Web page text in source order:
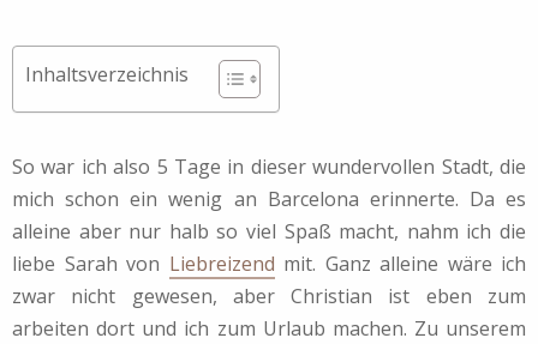
Inhaltsverzeichnis
So war ich also 5 Tage in dieser wundervollen Stadt, die
mich schon ein wenig an Barcelona erinnerte. Da es
alleine aber nur halb so viel Spaß macht, nahm ich die
liebe Sarah von Liebreizend mit. Ganz alleine wäre ich
zwar nicht gewesen, aber Christian ist eben zum
arbeiten dort und ich zum Urlaub machen. Zu unserem